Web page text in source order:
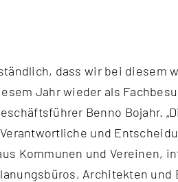
dass wir bei diesem
Jahr wieder als
Benno Bojahr.
und
Kommunen und Vereinen,
Architekten und